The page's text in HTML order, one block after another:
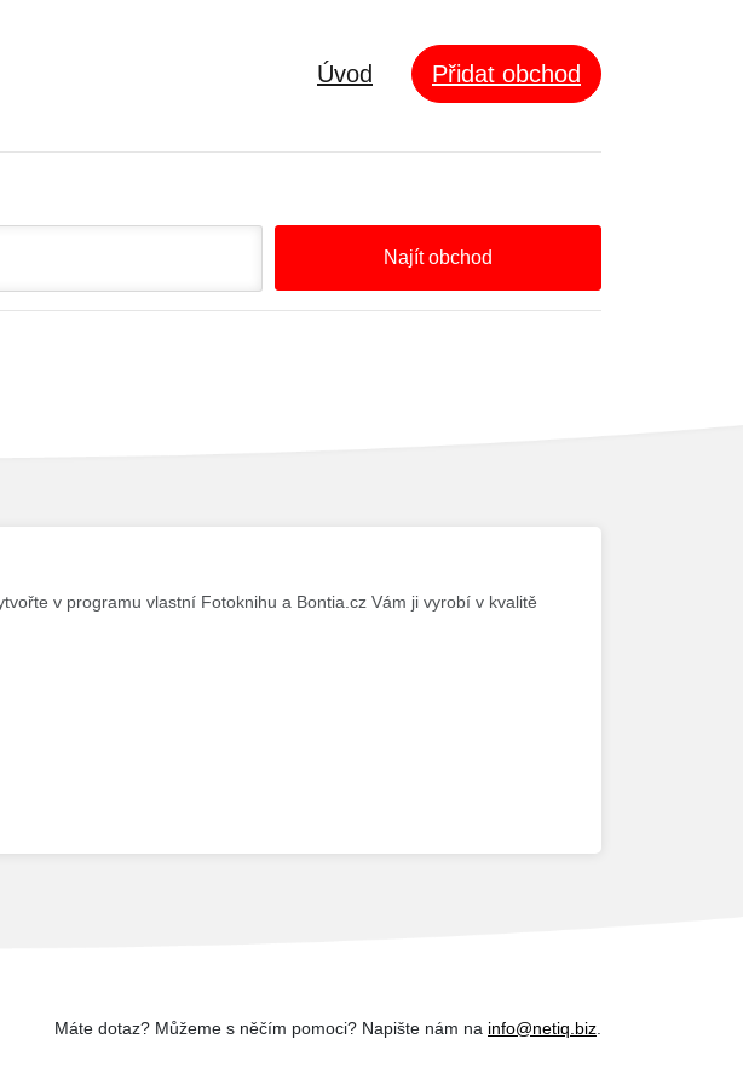
Úvod Přidat obchod
Najít obchod
v programu vlastní Fotoknihu a Bontia.cz Vám ji vyrobí v kvalitě
Máte dotaz? Můžeme s něčím pomoci? Napište nám na info@netiq.biz.